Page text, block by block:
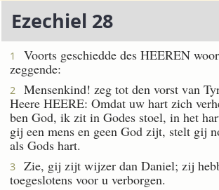
Ezechiel 28
1
Voorts geschiedde des HEEREN
zeggende:
2
Mensenkind! zeg tot den vorst van
Heere HEERE: Omdat uw hart zich
ben God, ik zit in Godes stoel, in het
gij een mens en geen God zijt, stelt gij
als Gods hart.
3
Zie, gij zijt wijzer dan Daniel; zij
toegeslotens voor u verborgen.